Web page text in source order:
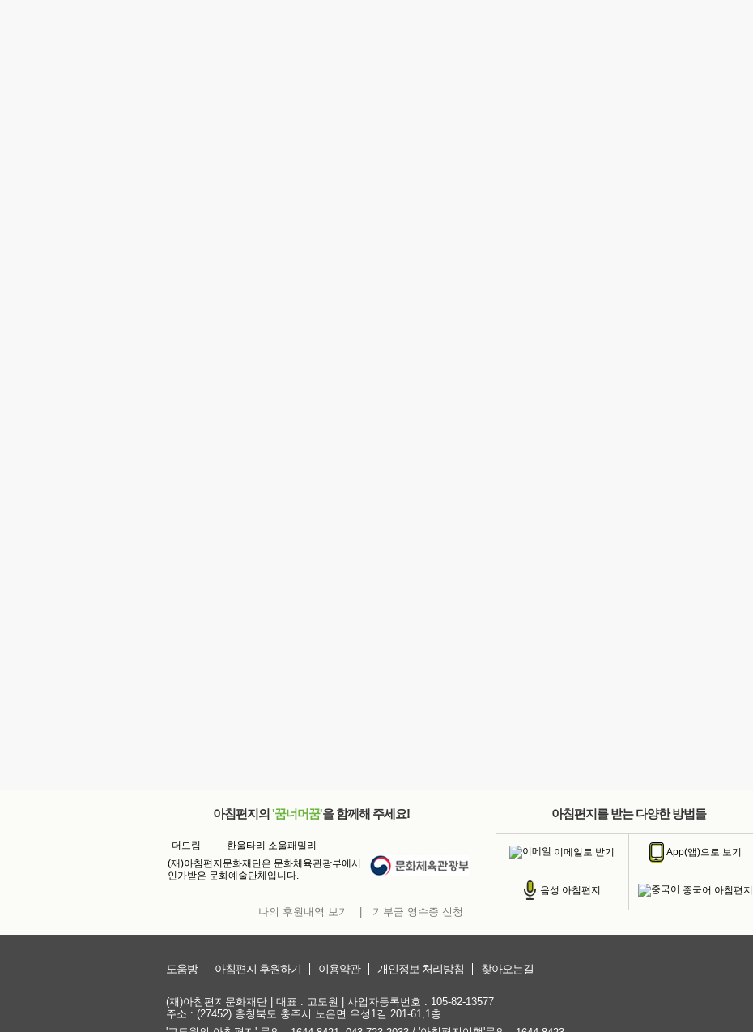
아침편지의 '꿈너머꿈'을 함께해 주세요!
더드림
한울타리 소울패밀리
(재)아침편지문화재단은 문화체육관광부에서
인가받은 문화예술단체입니다.
나의 후원내역 보기 기부금 영수증 신청
아침편지를 받는 다양한 방법들
이메일로 받기 App(앱)으로 보기
음성 아침편지 중국어 아침편지
도움방 아침편지 후원하기 이용약관 개인정보 처리방침 찾아오는길
(재)아침편지문화재단 | 대표 : 고도원 | 사업자등록번호 : 105-82-13577
주소 : (27452) 충청북도 충주시 노은면 우성1길 201-61,1층